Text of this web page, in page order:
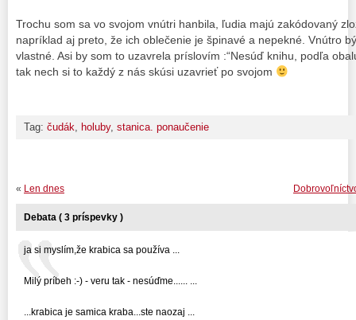
Trochu som sa vo svojom vnútri hanbila, ľudia majú zakódovaný
napríklad aj preto, že ich oblečenie je špinavé a nepekné. Vnútro
vlastné. Asi by som to uzavrela príslovím :“Nesúď knihu, podľa
tak nech si to každý z nás skúsi uzavrieť po svojom
Tag: čudák holuby, stanica. ponaučenie
« Len dnes
Debata ( 3 príspevky )
ja si myslím,že krabica sa používa ...
Milý príbeh :-) - veru tak - nesúďme...... ...
...krabica je samica kraba...ste naozaj ...